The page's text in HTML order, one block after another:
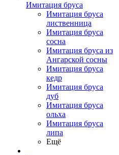
Имитация бруса
Имитация бруса
лиственница
Имитация бруса
сосна
Имитация бруса из
Ангарской сосны
Имитация бруса
кедр
Имитация бруса
дуб
Имитация бруса
ольха
Имитация бруса
липа
Ещё